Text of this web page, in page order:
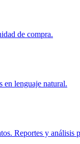
de compra.
en lenguaje natural.
Reportes y análisis